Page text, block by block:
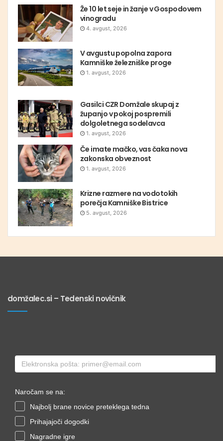
Že 10 let seje in žanje v Gospodovem
vinogradu
4. avgust, 2026
V avgustu popolna zapora
Kamniške železniške proge
1. avgust, 2026
Gasilci CZR Domžale skupaj z
županjo v pokoj pospremili
dolgoletnega sodelavca
1. avgust, 2026
Če imate mačko, vas čaka nova
zakonska obveznost
1. avgust, 2026
Krizne razmere na vodotokih
porečja Kamniške Bistrice
5. avgust, 2026
domžalec.si – Tedenski novičnik
Naročam se na:
Najbolj brane novice preteklega tedna
Prihajajoči dogodki
Nagradne igre